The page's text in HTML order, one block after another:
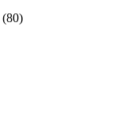
(80)